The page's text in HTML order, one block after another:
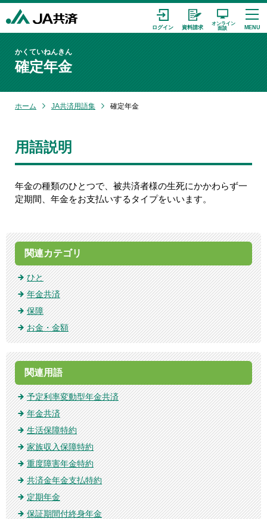
確定年金
かくていねんきん
ホーム JA共済用語集 確定年金
用語説明
年金の種類のひとつで、被共済者様の生死にかかわらず一
定期間、年金をお支払いするタイプをいいます。
関連カテゴリ
ひと
年金共済
保障
お金・金額
関連用語
予定利率変動型年金共済
年金共済
生活保障特約
家族収入保障特約
重度障害年金特約
共済金年金支払特約
定期年金
保証期間付終身年金